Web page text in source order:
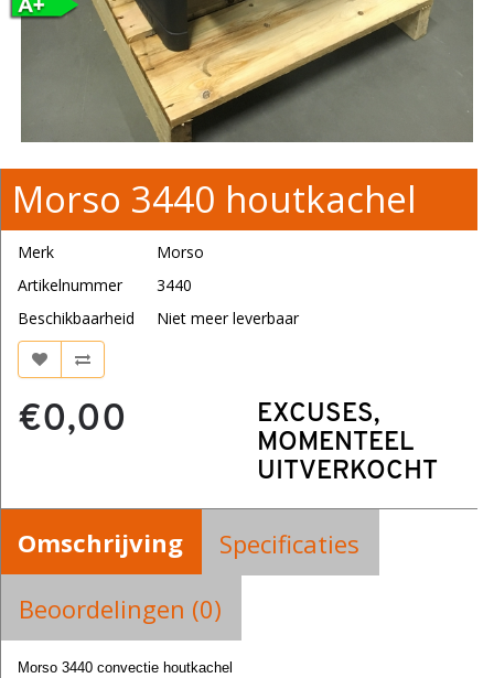
Morso 3440 houtkachel
Merk
Morso
Artikelnummer
3440
Beschikbaarheid
Niet meer leverbaar
€0,00
EXCUSES,
MOMENTEEL
UITVERKOCHT
Omschrijving
Specificaties
Beoordelingen (0)
Morso 3440 convectie houtkachel